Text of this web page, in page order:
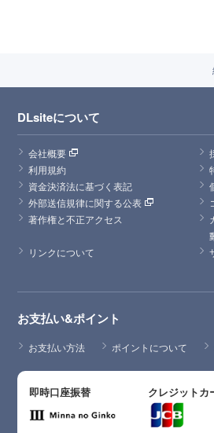
DLsiteについて
会社概要
利用規約
資金決済法に基づく表記
外部送信規律に関する公表
著作権と不正アクセス
リンクについて
お支払い&ポイント
お支払い方法 ポイントについて
即時口座振替 クレジットカ